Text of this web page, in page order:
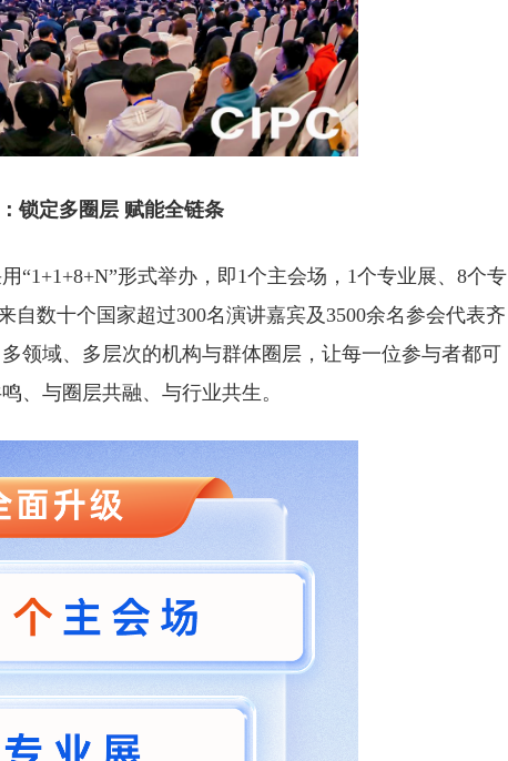
锁定多圈层 赋能全链条
“1+1+8+N”形式举办，即1个主会场，1个专业展、8个专
数十个国家超过300名演讲嘉宾及3500余名参会代表齐
领域、多层次的机构与群体圈层，让每一位参与者都可
、与圈层共融、与行业共生。